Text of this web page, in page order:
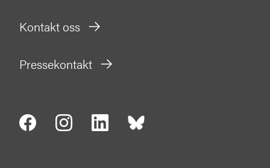
Kontakt oss
Pressekontakt